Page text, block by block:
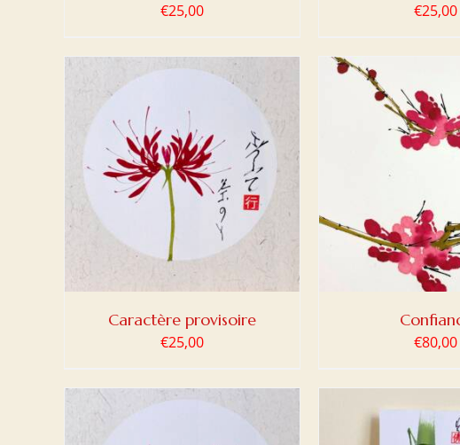
€25,00 €25,00
Caractère provisoire
€25,00
AJOUTER AU PANIER DETAILS
€80,00
AJOUTER AU